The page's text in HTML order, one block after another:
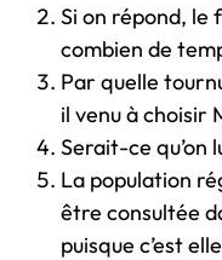
Si on répond, le
combien de
Par quelle
il venu à choisir
Serait-ce qu’on
La population
être consultée
puisque c’est